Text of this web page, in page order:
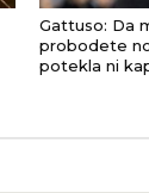
Gattuso: Da
probodete
potekla ni